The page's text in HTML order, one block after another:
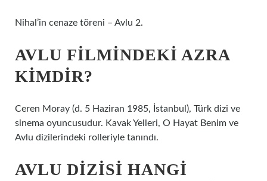
Nihal’in cenaze töreni – Avlu 2.
AVLU FILMINDEKI AZRA
KIMDIR?
Ceren Moray (d. 5 Haziran 1985, İstanbul), Türk dizi ve
sinema oyuncusudur. Kavak Yelleri, O Hayat Benim ve
Avlu dizilerindeki rolleriyle tanındı.
AVLU DIZISI HANGI